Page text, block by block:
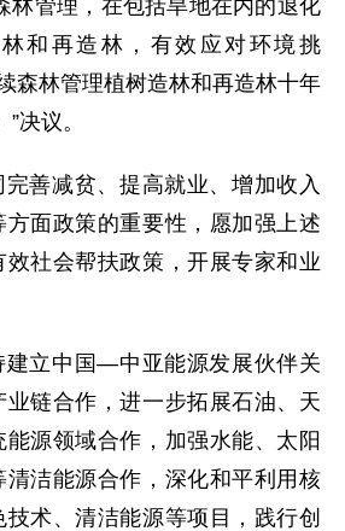
林管理，在包括旱地在内的退化
和再造林，有效应对环境挑
森林管理植树造林和再造林十年
决议。
善减贫、提高就业、增加收入
面政策的重要性，愿加强上述
社会帮扶政策，开展专家和业
建立中国—中亚能源发展伙伴关
链合作，进一步拓展石油、天
源领域合作，加强水能、太阳
洁能源合作，深化和平利用核
术、清洁能源等项目，践行创